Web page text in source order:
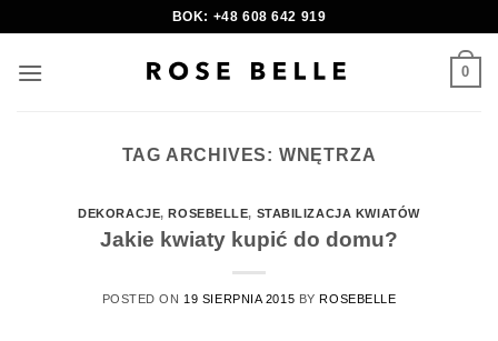
content
BOK: +48 608 642 919
0
TAG ARCHIVES: WNĘTRZA
DEKORACJE,ROSEBELLE, STABILIZACJA KWIATÓW
Jakie kwiaty kupić do domu?
POSTED ON 19 SIERPNIA 2015 BYROSEBELLE